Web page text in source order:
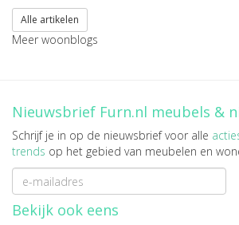
Alle artikelen
Meer woonblogs
Nieuwsbrief Furn.nl meubels &
Schrijf je in op de nieuwsbrief voor alle
trends op het gebied van meubelen en
Bekijk ook eens